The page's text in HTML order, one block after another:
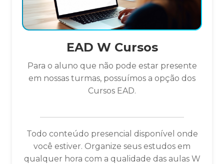
EAD W Cursos
Para o aluno que não pode estar presente
em nossas turmas, possuímos a opção dos
Cursos EAD.
Todo conteúdo presencial disponível onde
você estiver. Organize seus estudos em
qualquer hora com a qualidade das aulas W